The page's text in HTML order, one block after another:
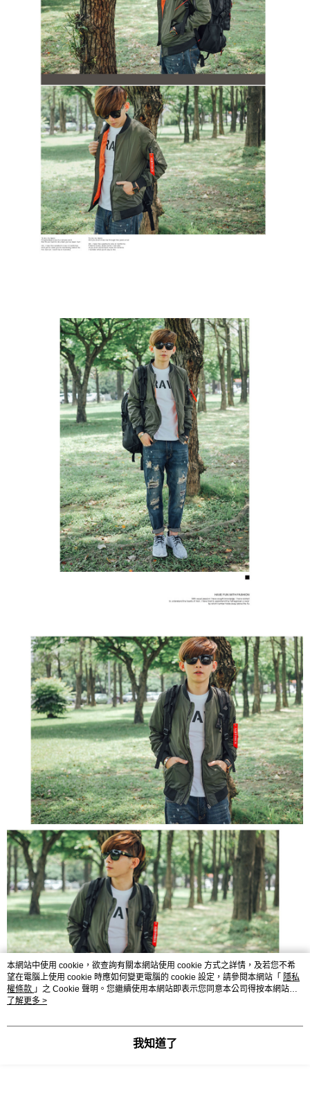
本網站中使用 cookie，欲查詢有關本網站使用 cookie 方式之詳情，及若您不希
望在電腦上使用 cookie 時應如何變更電腦的 cookie 設定，請參閱本網站「 隱私
權條款 」之 Cookie 聲明。您繼續使用本網站即表示您同意本公司得按本網站使
用條款之 Cookie 聲明使用 cookie。
了解更多 >
我知道了